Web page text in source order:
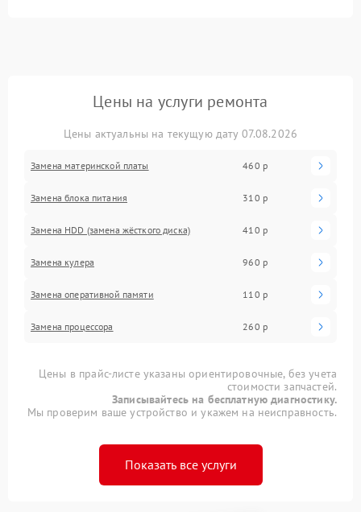
Цены на услуги ремонта
Цены актуальны на текущую дату 07.08.2026
Замена материнской платы 460 р
Замена блока питания 310 р
Замена HDD (замена жёсткого диска) 410 р
Замена кулера 960 р
Замена оперативной памяти 110 р
Замена процессора 260 р
Цены в прайс-листе указаны ориентировочные, без учета
стоимости запчастей.
Записывайтесь на бесплатную диагностику.
Мы проверим ваше устройство и укажем на неисправность.
Показать все услуги